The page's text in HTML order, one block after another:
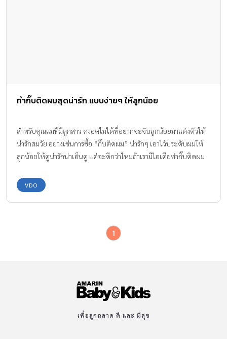
ทำกิ๊บติดผมสุดน่ารัก แบบง่ายๆ ให้ลูกน้อย
สำหรับคุณแม่ที่มีลูกสาว คงอดไม่ได้ที่อยากจะจับลูกน้อยมาแต่งตัวให้
น่ารักสมวัย อย่างเช่นการซื้อ “กิ๊บติดผม” น่ารักๆ เอาไว้ประดับผมให้
ลูกน้อยให้ดูน่ารักน่าเอ็นดู แต่จะดีกว่าไหมถ้าเรามีไอเดียทำกิ๊บติดผม
น้อยได้ลองทำดู
VDO
1
เพื่อลูกฉลาด ดี และ มีสุข